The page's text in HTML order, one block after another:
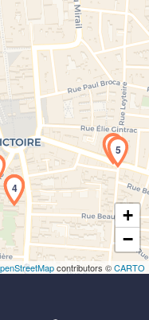
en cours...
3
4
5
+
−
contributors ©CARTO